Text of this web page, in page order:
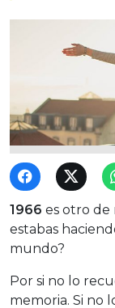
1966 es otro de
estabas
mundo?
Por si no lo
memoria. Si no